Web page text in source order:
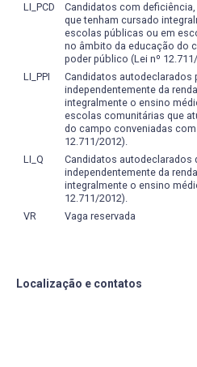
LI_PCD
Candidatos com
que tenham cursado
escolas públicas ou em
no âmbito da educação do
poder público (Lei nº
LI_PPI
Candidatos autodeclarados
independentemente da
integralmente o ensino
escolas comunitárias que
do campo conveniadas
12.711/2012).
LI_Q
Candidatos autodeclarados
independentemente da
integralmente o ensino
12.711/2012).
VR
Vaga reservada
Localização e contatos